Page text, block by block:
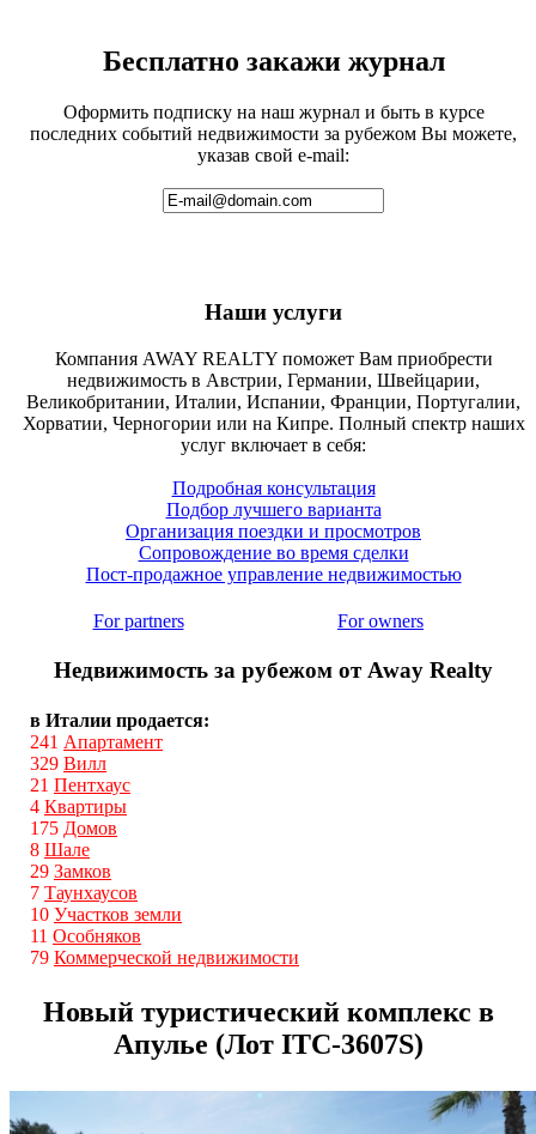
Бесплатно закажи журнал
Оформить подписку на наш журнал и быть в курсе
последних событий недвижимости за рубежом Вы можете,
указав свой e-mail:
Наши услуги
Компания AWAY REALTY поможет Вам приобрести
недвижимость в Австрии, Германии, Швейцарии,
Великобритании, Италии, Испании, Франции, Португалии,
Хорватии, Черногории или на Кипре. Полный спектр наших
услуг включает в себя:
Подробная консультация
Подбор лучшего варианта
Организация поездки и просмотров
Сопровождение во время сделки
Пост-продажное управление недвижимостью
For partners For owners
Недвижимость за рубежом от Away Realty
в Италии продается:
241 Апартамент
329 Вилл
21 Пентхаус
4 Квартиры
175 Домов
8 Шале
29 Замков
7 Таунхаусов
10 Участков земли
11 Особняков
79 Коммерческой недвижимости
Новый туристический комплекс в
Апулье (Лот ITС-3607S)